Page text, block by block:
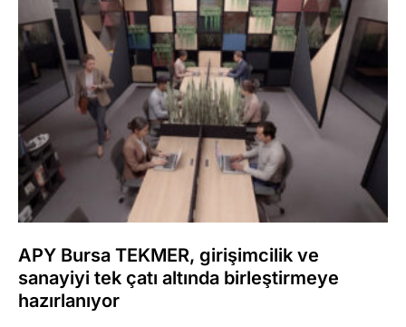
APY Bursa TEKMER, girişimcilik ve
sanayiyi tek çatı altında birleştirmeye
hazırlanıyor